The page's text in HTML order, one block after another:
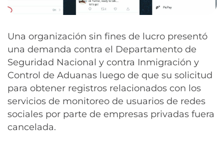
Una organización sin fines de lucro presentó
una demanda contra el Departamento de
Seguridad Nacional y contra Inmigración y
Control de Aduanas luego de que su solicitud
para obtener registros relacionados con los
servicios de monitoreo de usuarios de redes
sociales por parte de empresas privadas fuera
cancelada.